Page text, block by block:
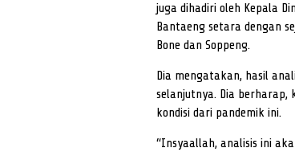
juga dihadiri oleh Kepala
Bantaeng setara dengan
Bone dan Soppeng.
Dia mengatakan, hasil
selanjutnya. Dia berharap,
kondisi dari pandemik ini.
“Insyaallah, analisis ini